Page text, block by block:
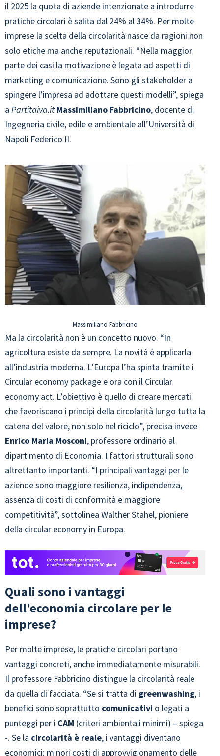
il 2025 la quota di aziende intenzionate a introdurre
pratiche circolari è salita dal 24% al 34%. Per molte
imprese la scelta della circolarità nasce da ragioni non
solo etiche ma anche reputazionali. “Nella maggior
parte dei casi la motivazione è legata ad aspetti di
marketing e comunicazione. Sono gli stakeholder a
spingere l’impresa ad adottare questi modelli”, spiega
a Partitaiva.it Massimiliano Fabbricino, docente di
Ingegneria civile, edile e ambientale all’Università di
Napoli Federico II.
Massimiliano Fabbricino
Ma la circolarità non è un concetto nuovo. “In
agricoltura esiste da sempre. La novità è applicarla
all’industria moderna. L’Europa l’ha spinta tramite i
Circular economy package e ora con il Circular
economy act. L’obiettivo è quello di creare mercati
che favoriscano i principi della circolarità lungo tutta la
catena del valore, non solo nel riciclo”, precisa invece
Enrico Maria Mosconi, professore ordinario al
dipartimento di Economia. I fattori strutturali sono
altrettanto importanti. “I principali vantaggi per le
aziende sono maggiore resilienza, indipendenza,
assenza di costi di conformità e maggiore
competitività”, sottolinea Walther Stahel, pioniere
della circular economy in Europa.
Quali sono i vantaggi
dell’economia circolare per le
imprese?
Per molte imprese, le pratiche circolari portano
vantaggi concreti, anche immediatamente misurabili.
Il professore Fabbricino distingue la circolarità reale
da quella di facciata. “Se si tratta di greenwashing, i
benefici sono soprattutto comunicativi o legati a
punteggi per i CAM (criteri ambientali minimi) – spiega
-. Se la circolarità è reale, i vantaggi diventano
economici: minori costi di approvvigionamento delle